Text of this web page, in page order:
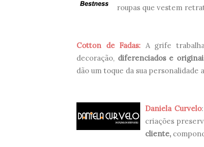
roupas que vestem
Cotton de Fadas: A grife
decoração, diferenciados e
dão um toque da sua personalidade
Daniela Curvelo
criações
cliente,